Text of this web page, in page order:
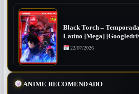
Black Torch –
Latino [Mega]
22/07/2026
ANIME RECOMENDADO